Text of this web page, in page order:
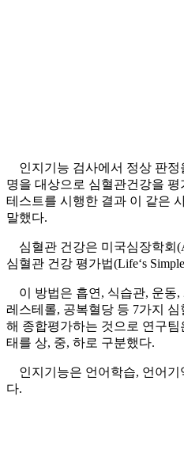
인지기능 검사에서 정상 판정
명을 대상으로 심혈관건강을
테스트를 시행한 결과 이 같은
말했다.
심혈관 건강은 미국심장학회
심혈관 건강 평가법(Life‘s
이 방법은 흡연, 식습관, 운동,
레스테롤, 공복혈당 등 7가지
해 종합평가하는 것으로 연구
태를 상, 중, 하로 구분했다.
인지기능은 언어학습, 언어기
다.